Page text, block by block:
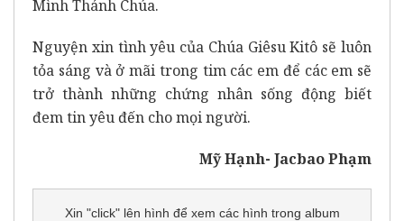
Mình Thánh Chúa.
Nguyện xin tình yêu của Chúa Giêsu Kitô sẽ luôn
tỏa sáng và ở mãi trong tim các em để các em sẽ
trở thành những chứng nhân sống động biết
đem tin yêu đến cho mọi người.
Mỹ Hạnh- Jacbao Phạm
Xin "click" lên hình để xem các hình trong album